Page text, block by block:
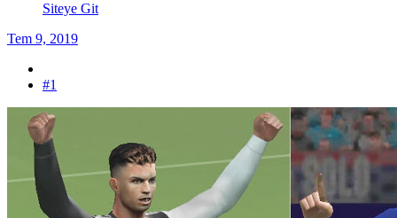
Siteye Git
Tem 9, 2019
#1